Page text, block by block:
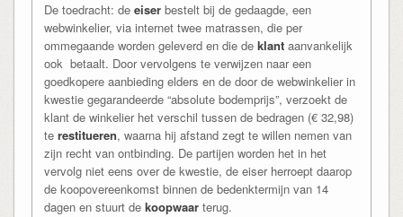
De toedracht: de eiserbestelt bij de gedaagde, een
webwinkelier, via internet twee matrassen, die per
ommegaande worden geleverd en die de klantaanvankelijk
ook betaalt. Door vervolgens te verwijzen naar een
goedkopere aanbieding elders en de door de webwinkelier in
kwestie gegarandeerde “absolute bodemprijs”, verzoekt de
klant de winkelier het verschil tussen de bedragen (€ 32,98)
te restitueren, waarna hij afstand zegt te willen nemen van
zijn recht van ontbinding. De partijen worden het in het
vervolg niet eens over de kwestie, de eiser herroept daarop
de koopovereenkomst binnen de bedenktermijn van 14
dagen en stuurt de koopwaarterug.